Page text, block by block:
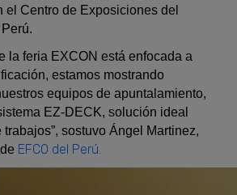
el Centro de Exposiciones del
la feria EXCON está enfocada a
estamos mostrando
equipos de apuntalamiento,
EZ-DECK, solución ideal
trabajos”, sostuvo Ángel Martinez,
EFCO del Perú.